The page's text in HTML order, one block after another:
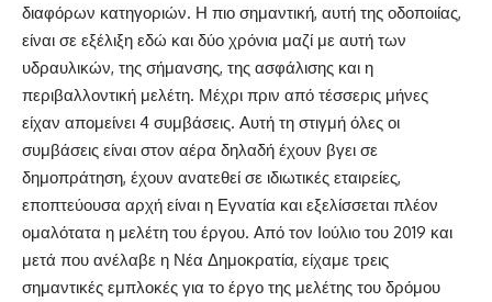
διαφόρων κατηγοριών. Η πιο σημαντική, αυτή της οδοποιίας,
είναι σε εξέλιξη εδώ και δύο χρόνια μαζί με αυτή των
υδραυλικών, της σήμανσης, της ασφάλισης και η
περιβαλλοντική μελέτη. Μέχρι πριν από τέσσερις μήνες
είχαν απομείνει 4 συμβάσεις. Αυτή τη στιγμή όλες οι
συμβάσεις είναι στον αέρα δηλαδή έχουν βγει σε
δημοπράτηση, έχουν ανατεθεί σε ιδιωτικές εταιρείες,
εποπτεύουσα αρχή είναι η Εγνατία και εξελίσσεται πλέον
ομαλότατα η μελέτη του έργου. Από τον Ιούλιο του 2019 και
μετά που ανέλαβε η Νέα Δημοκρατία, είχαμε τρεις
σημαντικές εμπλοκές για το έργο της μελέτης του δρόμου